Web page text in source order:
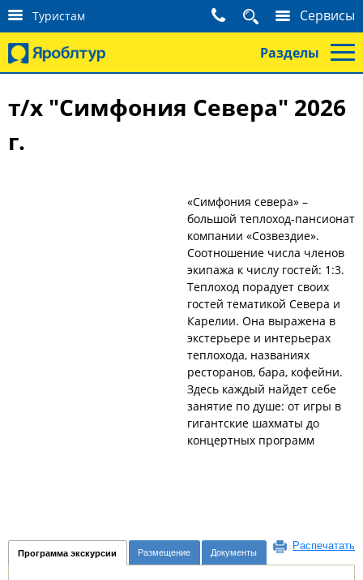
Туристам
К
о
а
т
ы
с
т
а
м
Сервисы
Разделы
т/х "Симфония Севера" 2026
г.
«Симфония севера» –
большой теплоход-пансионат
компании «Созвездие».
Соотношение числа членов
экипажа к числу гостей: 1:3.
Теплоход порадует своих
гостей тематикой Севера и
Карелии. Она выражена в
экстерьере и интерьерах
теплохода, названиях
ресторанов, бара, кофейни.
Здесь каждый найдет себе
занятие по душе: от игры в
гигантские шахматы до
концертных программ
Программа экскурсии Размещение Документы Распечатать